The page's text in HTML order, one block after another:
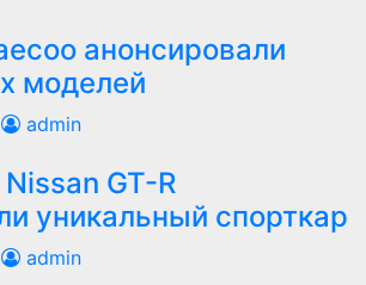
анонсировали
моделей
admin
GT-R
уникальный спорткар
admin